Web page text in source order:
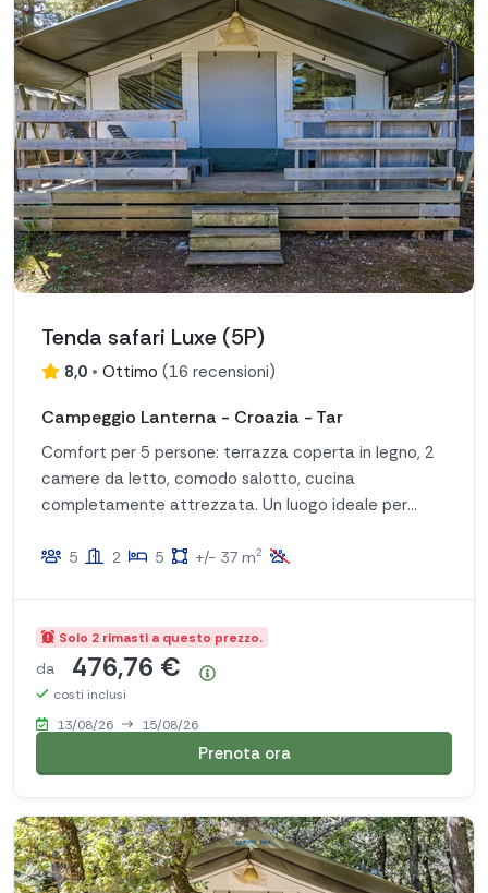
Tenda safari Luxe (5P)
8,0 • Ottimo (16 recensioni)
Campeggio Lanterna - Croazia - Tar
Comfort per 5 persone: terrazza coperta in legno, 2
camere da letto, comodo salotto, cucina
completamente attrezzata. Un luogo ideale per
5 2 5 +/- 37 m2
Solo 2 rimasti a questo prezzo.
da 476,76 €
costi inclusi
13/08/26
15/08/26
Prenota ora